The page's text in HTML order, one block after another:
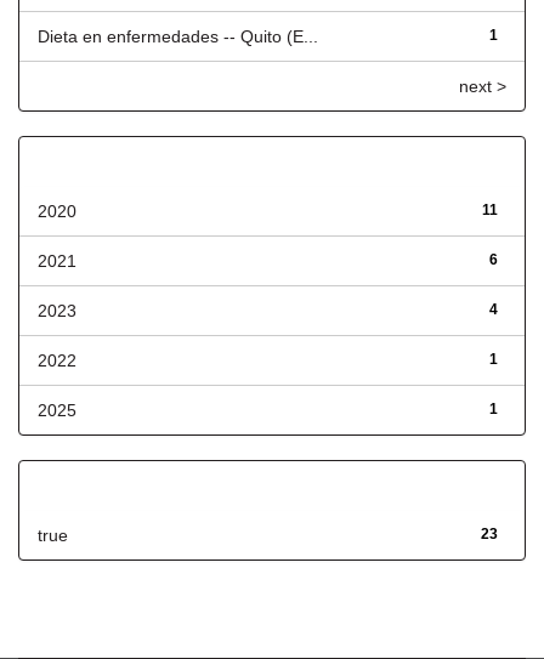
1
Dieta en enfermedades -- Quito (E...
next >
11
2020
6
2021
4
2023
1
2022
1
2025
23
true